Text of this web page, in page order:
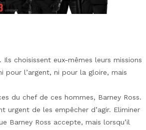
choisissent eux-mêmes leurs missions
pour l’argent, ni pour la gloire, mais
du chef de ces hommes, Barney Ross.
urgent de les empêcher d’agir. Eliminer
Barney Ross accepte, mais lorsqu’il